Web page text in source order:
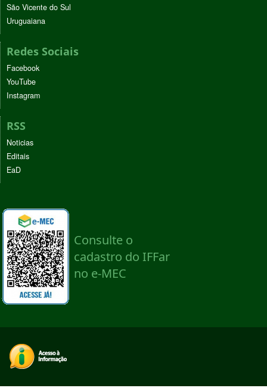
São Vicente do Sul
Uruguaiana
Redes Sociais
Facebook
YouTube
Instagram
RSS
Noticias
Editais
EaD